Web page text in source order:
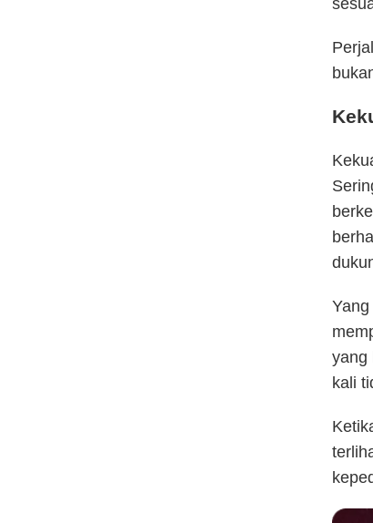
yang
kali